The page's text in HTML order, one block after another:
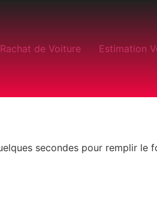
Rachat de Voiture Estimation
secondes pour remplir